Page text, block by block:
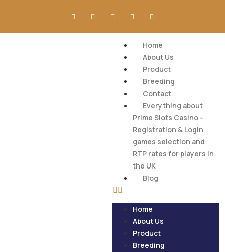
Home
About Us
Product
Breeding
Contact
Everything about
Prime Slots Casino –
Registration & Login
games selection and
RTP rates for players in
the UK
Blog
Home
About Us
Product
Breeding